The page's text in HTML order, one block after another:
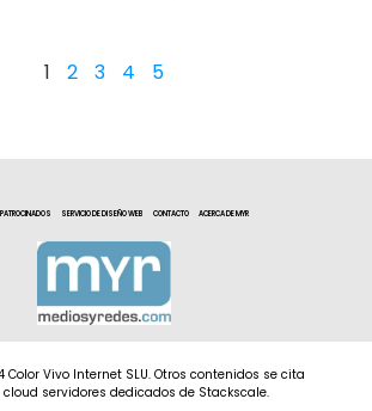
1 2 3 4 5
SERVICIO DE DISEÑO WEB CONTACTO ACERCA DE MYR
Vivo Internet SLU. Otros contenidos se cita
servidores dedicados de Stackscale.